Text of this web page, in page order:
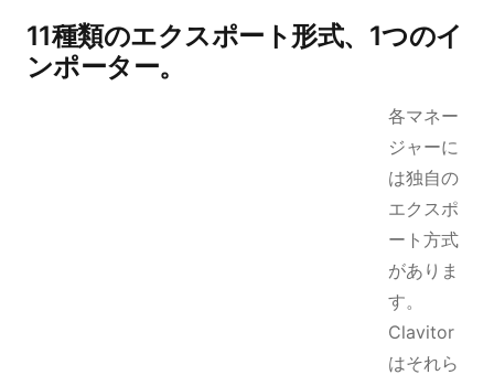
11種類のエクスポート形式、1つのイ
ンポーター。
各マネー
ジャーに
は独自の
エクスポ
ート方式
がありま
す。
Clavitor
はそれら